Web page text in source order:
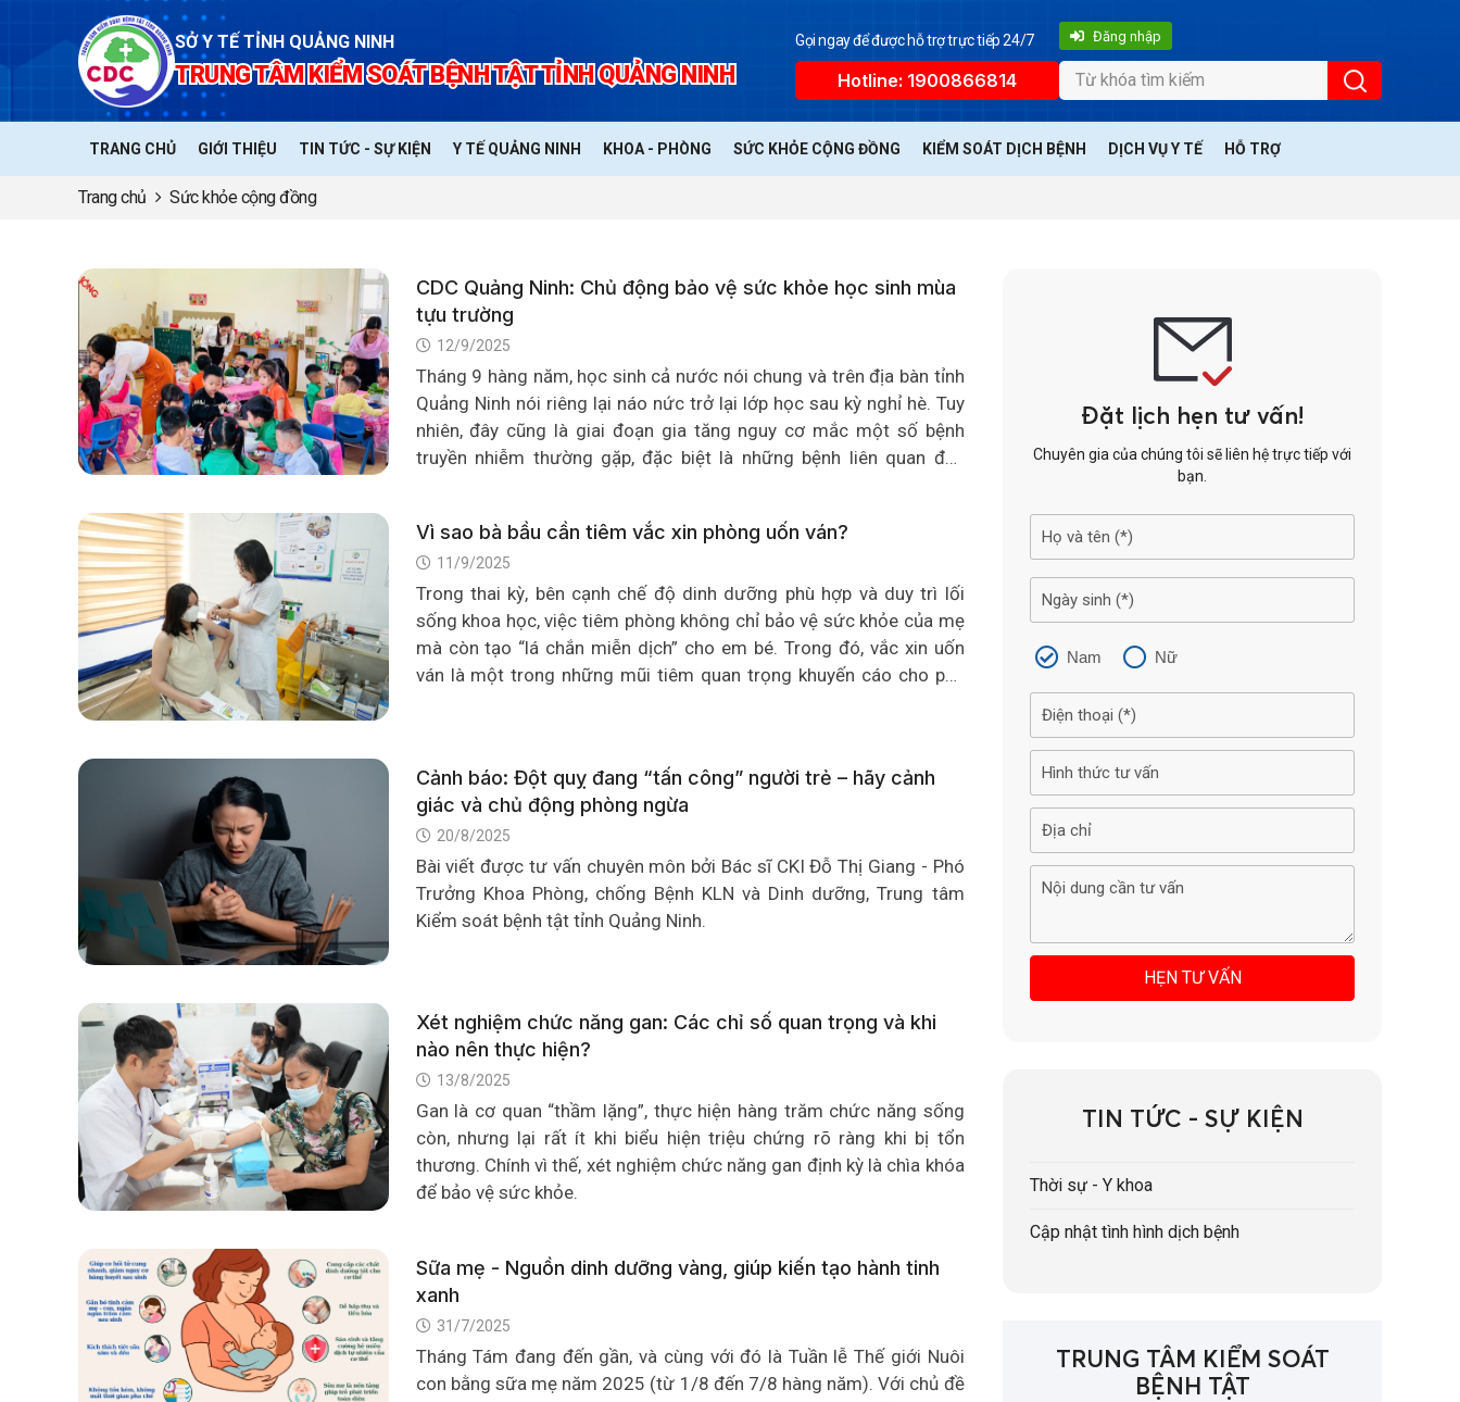
SỞ Y TẾ TỈNH QUẢNG NINH
TRUNG TÂM KIỂM SOÁT BỆNH TẬT TỈNH QUẢNG NINH
Gọi ngay để được hỗ trợ trực tiếp 24/7
Hotline: 1900866814
Đăng nhập
TRANG CHỦ GIỚI THIỆU TIN TỨC - SỰ KIỆN Y TẾ QUẢNG NINH KHOA - PHÒNG SỨC KHỎE CỘNG ĐỒNG KIỂM SOÁT DỊCH BỆNH DỊCH VỤ Y TẾ HỖ TRỢ
Trang chủ Sức khỏe cộng đồng
CDC Quảng Ninh: Chủ động bảo vệ sức khỏe học sinh mùa
tựu trường
12/9/2025
Tháng 9 hàng năm, học sinh cả nước nói chung và trên địa bàn tỉnh
Quảng Ninh nói riêng lại náo nức trở lại lớp học sau kỳ nghỉ hè. Tuy
nhiên, đây cũng là giai đoạn gia tăng nguy cơ mắc một số bệnh
truyền nhiễm thường gặp, đặc biệt là những bệnh liên quan đến
Vì sao bà bầu cần tiêm vắc xin phòng uốn ván?
11/9/2025
Trong thai kỳ, bên cạnh chế độ dinh dưỡng phù hợp và duy trì lối
sống khoa học, việc tiêm phòng không chỉ bảo vệ sức khỏe của mẹ
mà còn tạo “lá chắn miễn dịch” cho em bé. Trong đó, vắc xin uốn
ván là một trong những mũi tiêm quan trọng khuyến cáo cho phụ
Cảnh báo: Đột quỵ đang “tấn công” người trẻ – hãy cảnh
giác và chủ động phòng ngừa
20/8/2025
Bài viết được tư vấn chuyên môn bởi Bác sĩ CKI Đỗ Thị Giang - Phó
Trưởng Khoa Phòng, chống Bệnh KLN và Dinh dưỡng, Trung tâm
Kiểm soát bệnh tật tỉnh Quảng Ninh.
Xét nghiệm chức năng gan: Các chỉ số quan trọng và khi
nào nên thực hiện?
13/8/2025
Gan là cơ quan “thầm lặng”, thực hiện hàng trăm chức năng sống
còn, nhưng lại rất ít khi biểu hiện triệu chứng rõ ràng khi bị tổn
thương. Chính vì thế, xét nghiệm chức năng gan định kỳ là chìa khóa
để bảo vệ sức khỏe.
Sữa mẹ - Nguồn dinh dưỡng vàng, giúp kiến tạo hành tinh
xanh
31/7/2025
Tháng Tám đang đến gần, và cùng với đó là Tuần lễ Thế giới Nuôi
con bằng sữa mẹ năm 2025 (từ 1/8 đến 7/8 hàng năm). Với chủ đề
Đặt lịch hẹn tư vấn!
Chuyên gia của chúng tôi sẽ liên hệ trực tiếp với
bạn.
Nam Nữ
TIN TỨC - SỰ KIỆN
Thời sự - Y khoa
Cập nhật tình hình dịch bệnh
TRUNG TÂM KIỂM SOÁT
BỆNH TẬT